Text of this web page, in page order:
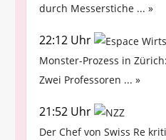
durch Messerstiche ... »
22:12 Uhr
Monster-Prozess in
Zwei Professoren ... »
21:52 Uhr
Der Chef von Swiss Re